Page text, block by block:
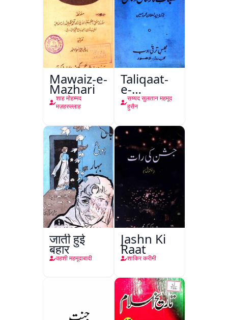
Mawaiz-e-
Mazhari
शाह मोहम्मद
मज़हरुल्लाह
Taliqaat-
e-
Khutbat-
e-Garcin
सय्यद सुलतान महमूद
हुसैन
जाती हुई
बहार
वहशी महमूदाबादी
Jashn Ki
Raat
शाकिर करीमी